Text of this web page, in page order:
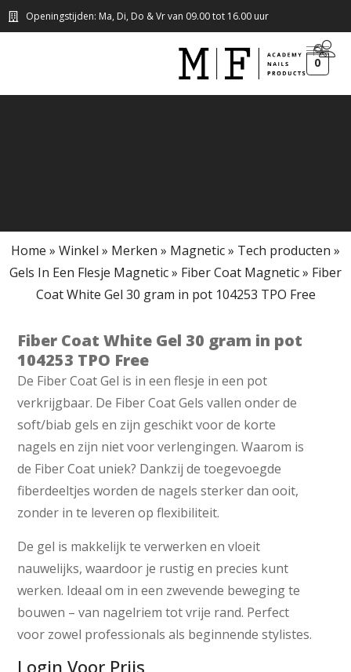
Openingstijden: Ma, Di, Do & Vr van 09.00 tot 16.00 uur
0
Home » Winkel » Merken » Magnetic» Tech producten »
Gels In Een Flesje Magnetic» Fiber Coat Magnetic» Fiber
Coat White Gel 30 gram in pot 104253 TPO Free
Fiber Coat White Gel 30 gram in pot
104253 TPO Free
De Fiber Coat Gel is in een flesje in een pot
verkrijgbaar. De Fiber Coat Gels vallen onder de
soft/biab gels en zijn geschikt voor de korte
nagels en zijn niet voor verlengingen. Waarom is
de Fiber Coat uniek? Dankzij de toegevoegde
fiberdeeltjes worden de nagels sterker dan ooit,
zonder in te leveren op flexibiliteit.
De gel is makkelijk te verwerken en vloeit
nauwelijks, waardoor je rustig en precies kunt
werken. Ideaal om in een zwevende beweging te
bouwen – van nagelriem tot vrije rand. Perfect
voor zowel professionals als beginnende stylistes.
Login Voor Prijs